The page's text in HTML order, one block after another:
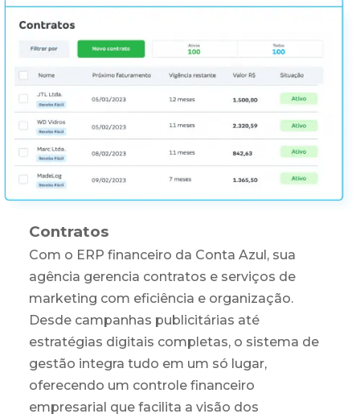
Contratos
Com o ERP financeiro da Conta Azul, sua
agência gerencia contratos e serviços de
marketing com eficiência e organização.
Desde campanhas publicitárias até
estratégias digitais completas, o sistema de
gestão integra tudo em um só lugar,
oferecendo um controle financeiro
empresarial que facilita a visão dos